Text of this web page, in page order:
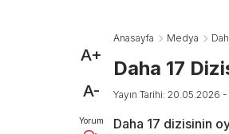
A+
A-
Yorum
Anasayfa Medya
Daha 17
Yayın Tarihi: 20.05.2026 -
Daha 17 dizisinin